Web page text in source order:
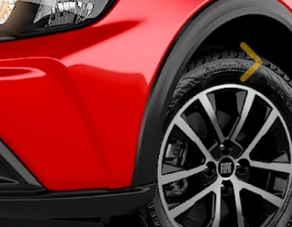
Próximo